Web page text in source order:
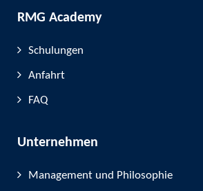
RMG Academy
Schulungen
Anfahrt
FAQ
Unternehmen
Management und Philosophie